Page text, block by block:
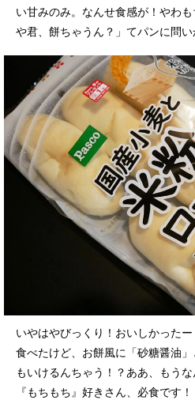
い甘みのみ。なんせ食感が！やわ
や君、餅ちゃうん？」てパンに問い
いやはやびっくり！おいしかった
食べたけど、お餅風に「砂糖醤油
もいけるんちゃう！？ああ、もうな
『もちもち』好きさん、必食です！